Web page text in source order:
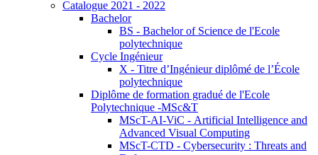
Catalogue 2021 - 2022
Bachelor
BS - Bachelor of Science de l'Ecole
polytechnique
Cycle Ingénieur
X - Titre d’Ingénieur diplômé de l’École
polytechnique
Diplôme de formation gradué de l'Ecole
Polytechnique -MSc&T
MScT-AI-ViC - Artificial Intelligence and
Advanced Visual Computing
MScT-CTD - Cybersecurity : Threats and